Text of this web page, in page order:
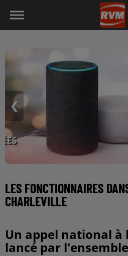
❮
LES FONCTIONNAIRES
CHARLEVILLE
Un appel national à
lancé par